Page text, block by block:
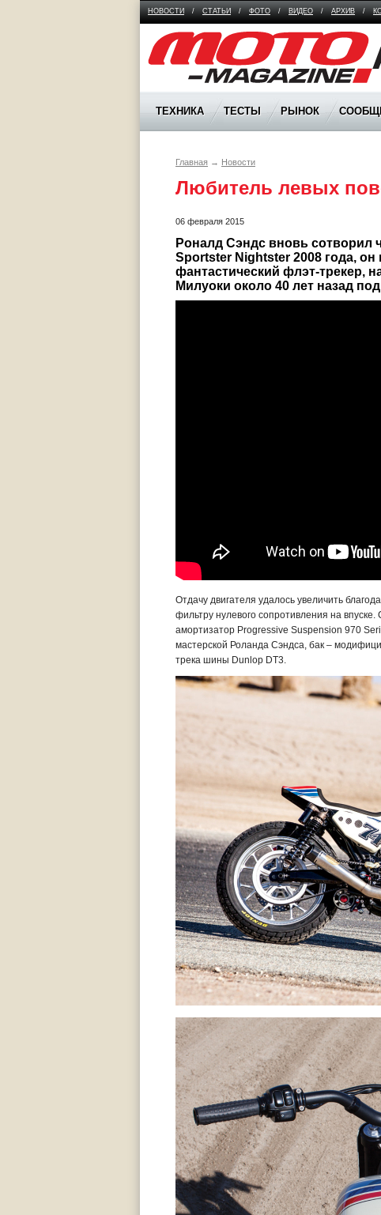
НОВОСТИ / СТАТЬИ / ФОТО / ВИДЕО / АРХИВ /
Moto Magazine
ТЕХНИКА ТЕСТЫ РЫНОК
Главная → Новости
Любитель левых
06 февраля 2015
Роналд Сэндс вновь сотворил
Sportster Nightster 2008 года,
фантастический флэт-трекер,
Милуоки около 40 лет назад
Отдачу двигателя удалось увеличить
фильтру нулевого сопротивления на
амортизатор Progressive Suspension 970
мастерской Роланда Сэндса, бак –
трека шины Dunlop DT3.